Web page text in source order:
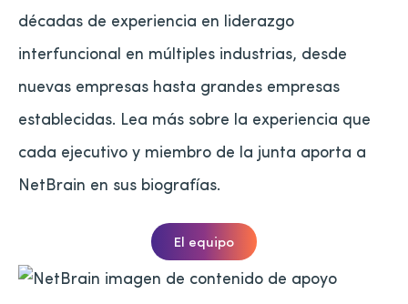
décadas de experiencia en liderazgo
interfuncional en múltiples industrias, desde
nuevas empresas hasta grandes empresas
establecidas. Lea más sobre la experiencia que
cada ejecutivo y miembro de la junta aporta a
NetBrain en sus biografías.
El equipo